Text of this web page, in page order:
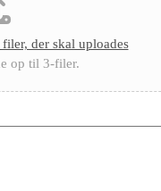
der skal uploades
op til 3-filer.